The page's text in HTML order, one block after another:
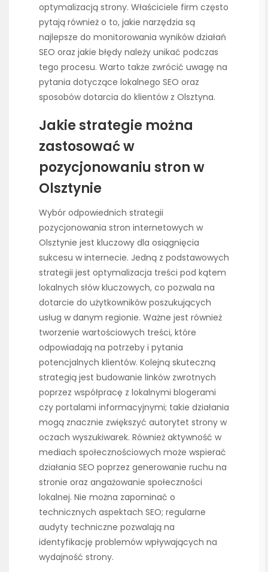
optymalizacją strony. Właściciele firm często
pytają również o to, jakie narzędzia są
najlepsze do monitorowania wyników działań
SEO oraz jakie błędy należy unikać podczas
tego procesu. Warto także zwrócić uwagę na
pytania dotyczące lokalnego SEO oraz
sposobów dotarcia do klientów z Olsztyna.
Jakie strategie można
zastosować w
pozycjonowaniu stron w
Olsztynie
Wybór odpowiednich strategii
pozycjonowania stron internetowych w
Olsztynie jest kluczowy dla osiągnięcia
sukcesu w internecie. Jedną z podstawowych
strategii jest optymalizacja treści pod kątem
lokalnych słów kluczowych, co pozwala na
dotarcie do użytkowników poszukujących
usług w danym regionie. Ważne jest również
tworzenie wartościowych treści, które
odpowiadają na potrzeby i pytania
potencjalnych klientów. Kolejną skuteczną
strategią jest budowanie linków zwrotnych
poprzez współpracę z lokalnymi blogerami
czy portalami informacyjnymi; takie działania
mogą znacznie zwiększyć autorytet strony w
oczach wyszukiwarek. Również aktywność w
mediach społecznościowych może wspierać
działania SEO poprzez generowanie ruchu na
stronie oraz angażowanie społeczności
lokalnej. Nie można zapominać o
technicznych aspektach SEO; regularne
audyty techniczne pozwalają na
identyfikację problemów wpływających na
wydajność strony.